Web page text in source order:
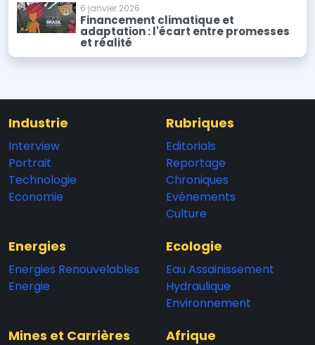
6 janvier 2026
Financement climatique et
adaptation : l'écart entre promesses
et réalité
Industrie
Interview
Portrait
Technologie
Economie
Rubriques
Editorials
Reportage
Chroniques
Evénements
Culture
Energies
Energies Renouvelables
Energie
Ecologie
Eau Assainissement
Hydraulique
Environnement
Mines et Carrières Afrique